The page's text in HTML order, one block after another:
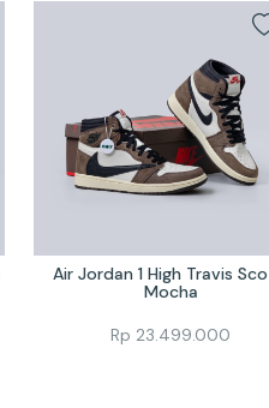
Air Jordan 1 High Travis
Mocha
Rp 23.499.000